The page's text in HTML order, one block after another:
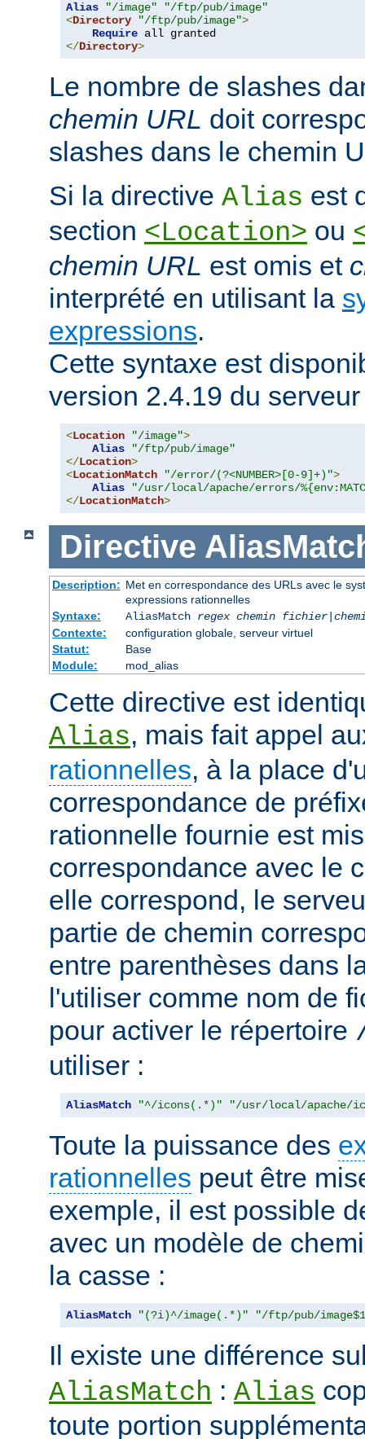
Alias "/image"
"/ftp/pub/image"
<Directory "/ftp/pub/image">
Require
</Directory>
Le nombre de slashes
chemin URL doit
slashes dans le chemin
Si la directive Alias est
section <Location> ou
chemin URL est omis et
interprété en utilisant la
expressions.
Cette syntaxe est
version 2.4.19 du
<Location "/image">
Alias
"/ftp/pub/image"
</Location>
<LocationMatch "/error/(?<NUMBER>[0-9]+)">
Alias
"/usr/local/apache/errors/
</LocationMatch>
Directive
Description: Met en correspondance des URLs avec le
expressions rationnelles
Syntaxe:
AliasMatch regex chemin fichier|
Contexte:
configuration globale, serveur virtuel
Statut:
Base
Module:
mod_alias
Cette directive est
Alias, mais fait appel
rationnelles, à la place
correspondance de
rationnelle fournie est
correspondance avec le
elle correspond, le
partie de chemin
entre parenthèses dans
l'utiliser comme nom de
pour activer le répertoire
utiliser :
AliasMatch "^/icons(.*)" "/usr/local/apache/
Toute la puissance des
rationnelles peut être
exemple, il est possible
avec un modèle de
la casse :
AliasMatch "(?i)^/image(.*)" "/ftp/pub/
Il existe une différence
AliasMatch : Alias
toute portion